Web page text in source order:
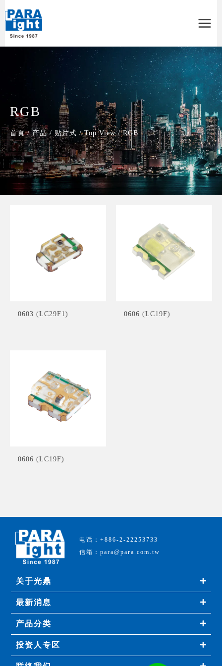
Menu
RGB
首頁 / 产品 / 贴片式 / Top View / RGB
0603 (LC29F1) 0606 (LC19F)
0606 (LC19F)
电话：+886-2-22253733
信箱：para@para.com.tw
关于光鼎
最新消息
产品分类
投资人专区